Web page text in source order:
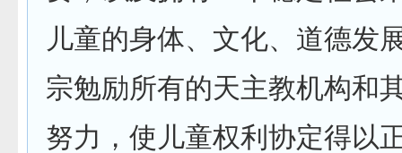
儿童的身体、文化、道德发
宗勉励所有的天主教机构和
努力，使儿童权利协定得以